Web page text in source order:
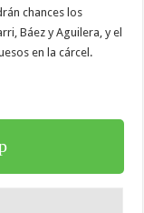
chances los
Báez y Aguilera, y el
en la cárcel.